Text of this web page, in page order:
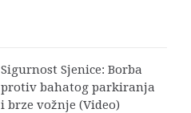
Sigurnost Sjenice: Borba
protiv bahatog parkiranja
i brze vožnje (Video)